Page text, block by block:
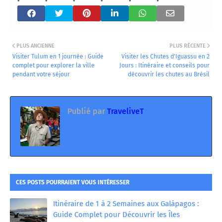
PLUS RÉCENTE
Visiter les Chutes d'Iguassu en 2
Jours : Itinéraire et conseils pour
découvrir les chutes au Brésil
PLUS ANCIENNE
Visiter Tulum en 1 journée : Guide
complet pour explorer la ville
pendant votre séjour
Publié par TraveliveT
CES POSTS POURRAIENT VOUS INTÉRESSER
Itinéraire de 1 à 2 Semaines aux Galápagos :
Guide Complet pour Découvrir les Îles